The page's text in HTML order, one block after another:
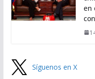
en
Síguenos en X